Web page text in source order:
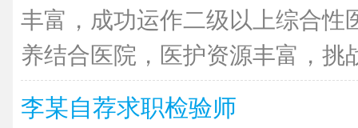
丰富，成功运作二级以上综合性
养结合医院，医护资源丰富，挑
李某自荐求职检验师